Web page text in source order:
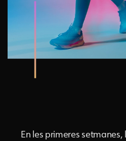
En les primeres